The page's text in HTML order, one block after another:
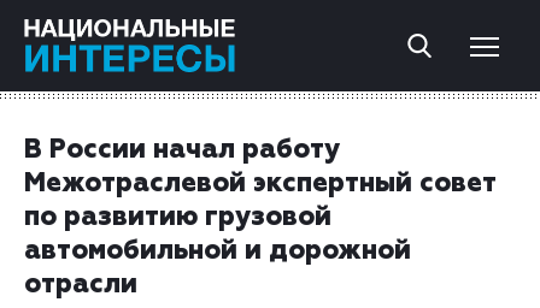
В России начал работу
Межотраслевой экспертный совет
по развитию грузовой
автомобильной и дорожной
отрасли